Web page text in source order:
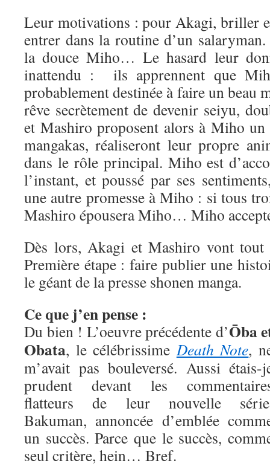
Leur motivations : pour Akagi, briller
entrer dans la routine d’un
la douce Miho… Le hasard leur
inattendu : ils apprennent que
probablement destinée à faire un beau
rêve secrètement de devenir seiyu,
et Mashiro proposent alors à Miho
mangakas, réaliseront leur propre
dans le rôle principal. Miho est
l’instant, et poussé par ses
une autre promesse à Miho : si tous
Mashiro épousera Miho… Miho
Dès lors, Akagi et Mashiro vont
Première étape : faire publier une
le géant de la presse shonen manga.
Ce que j’en pense :
Du bien ! L’oeuvre précédente d’Ōba
Obata, le célébrissimeDeath Note,
m’avait pas bouleversé. Aussi étais-
prudent devant les
flatteurs de leur nouvelle
Bakuman, annoncée d’emblée
un succès. Parce que le succès,
seul critère, hein… Bref.